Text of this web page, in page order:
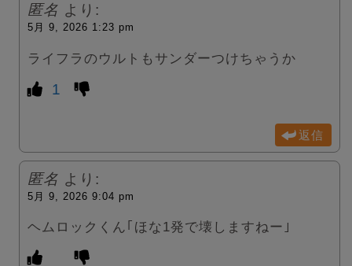
匿名 より:
5月 9, 2026 1:23 pm
ライフラのウルトもサンダーつけちゃうか
1
返信
匿名 より:
5月 9, 2026 9:04 pm
ヘムロックくん｢ほな1発で壊しますねー｣